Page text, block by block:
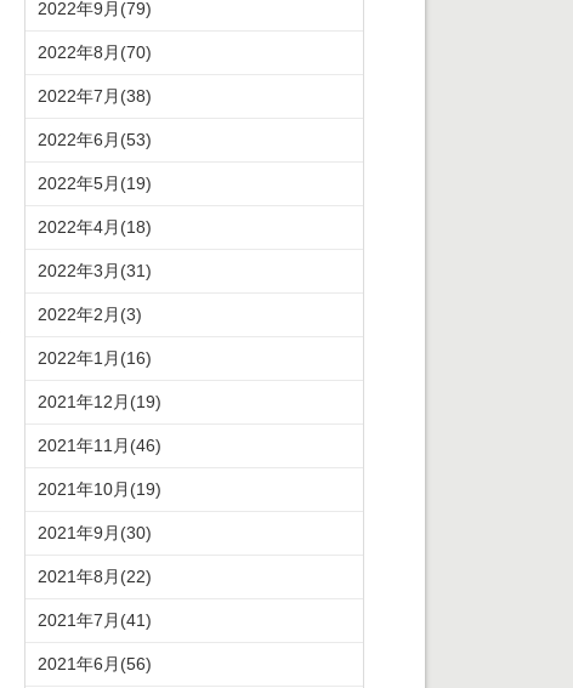
2022年9月(79)
2022年8月(70)
2022年7月(38)
2022年6月(53)
2022年5月(19)
2022年4月(18)
2022年3月(31)
2022年2月(3)
2022年1月(16)
2021年12月(19)
2021年11月(46)
2021年10月(19)
2021年9月(30)
2021年8月(22)
2021年7月(41)
2021年6月(56)